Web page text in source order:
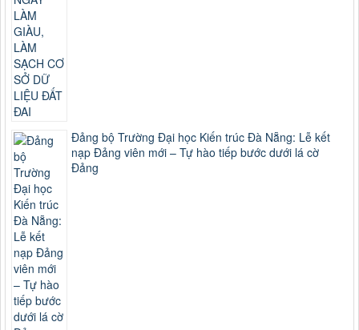
Đảng bộ Trường Đại học Kiến trúc Đà Nẵng: Lễ kết
nạp Đảng viên mới – Tự hào tiếp bước dưới lá cờ
Đảng